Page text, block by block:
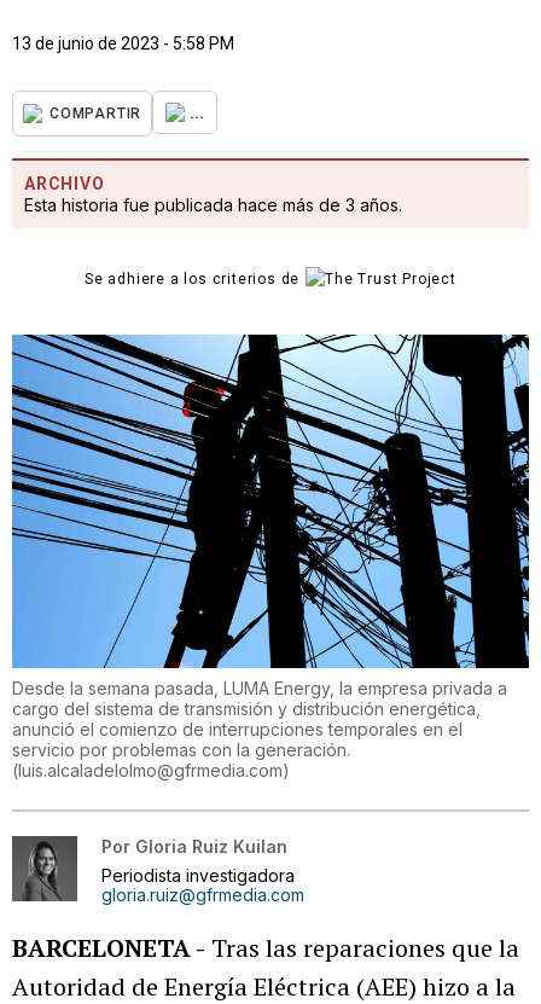
13 de junio de 2023 - 5:58 PM
COMPARTIR ...
ARCHIVO
Esta historia fue publicada hace más de 3 años.
Se adhiere a los criterios de
Desde la semana pasada, LUMA Energy, la empresa privada a
cargo del sistema de transmisión y distribución energética,
anunció el comienzo de interrupciones temporales en el
servicio por problemas con la generación.
(luis.alcaladelolmo@gfrmedia.com)
Por Gloria Ruiz Kuilan
Periodista investigadora
gloria.ruiz@gfrmedia.com
BARCELONETA - Tras las reparaciones que la
Autoridad de Energía Eléctrica (AEE) hizo a la